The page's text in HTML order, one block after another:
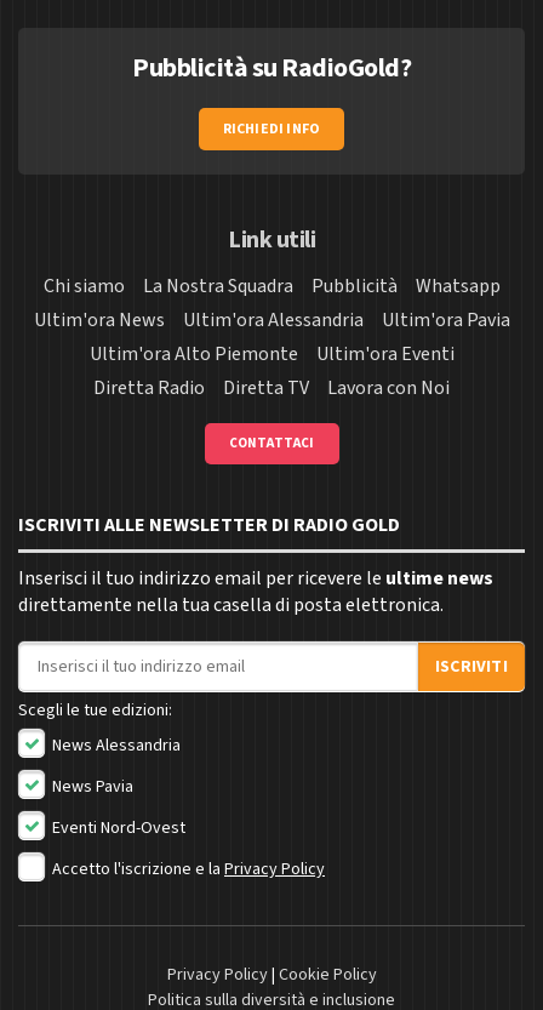
Pubblicità su RadioGold?
RICHIEDI INFO
Link utili
Chi siamo La Nostra Squadra Pubblicità
Whatsapp
Ultim'ora News
Ultim'ora Alessandria
Ultim'ora Pavia
Ultim'ora Alto Piemonte
Ultim'ora Eventi
Diretta Radio
Diretta TV Lavora con Noi
CONTATTACI
ISCRIVITI ALLE NEWSLETTER DI RADIO GOLD
Inserisci il tuo indirizzo email per ricevere le ultime news
direttamente nella tua casella di posta elettronica.
Indirizzo email
ISCRIVITI
Scegli le tue edizioni:
News Alessandria
News Pavia
Eventi Nord-Ovest
Accetto l'iscrizione e la Privacy Policy
Privacy Policy| Cookie Policy
Politica sulla diversità e inclusione